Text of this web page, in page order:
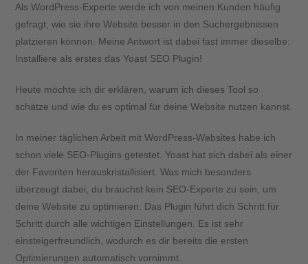
Als WordPress-Experte werde ich von meinen Kunden häufig
gefragt, wie sie ihre Website besser in den Suchergebnissen
platzieren können. Meine Antwort ist dabei fast immer dieselbe:
Installiere als erstes das Yoast SEO Plugin!
Heute möchte ich dir erklären, warum ich dieses Tool so
schätze und wie du es optimal für deine Website nutzen kannst.
In meiner täglichen Arbeit mit WordPress-Websites habe ich
schon viele SEO-Plugins getestet. Yoast hat sich dabei als einer
der Favoriten herauskristallisiert. Was mich besonders
überzeugt dabei, du brauchst kein SEO-Experte zu sein, um
deine Website zu optimieren. Das Plugin führt dich Schritt für
Schritt durch alle wichtigen Einstellungen. Es ist sehr
einsteigerfreundlich, wodurch es dir bereits die ersten
Optimierungen automatisch vornimmt.